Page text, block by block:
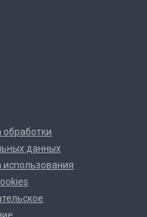
обработки
данных
использования